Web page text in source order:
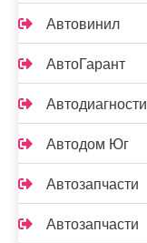
Автовинил
АвтоГарант
Автодом Юг
Автозапчасти
Автозапчасти